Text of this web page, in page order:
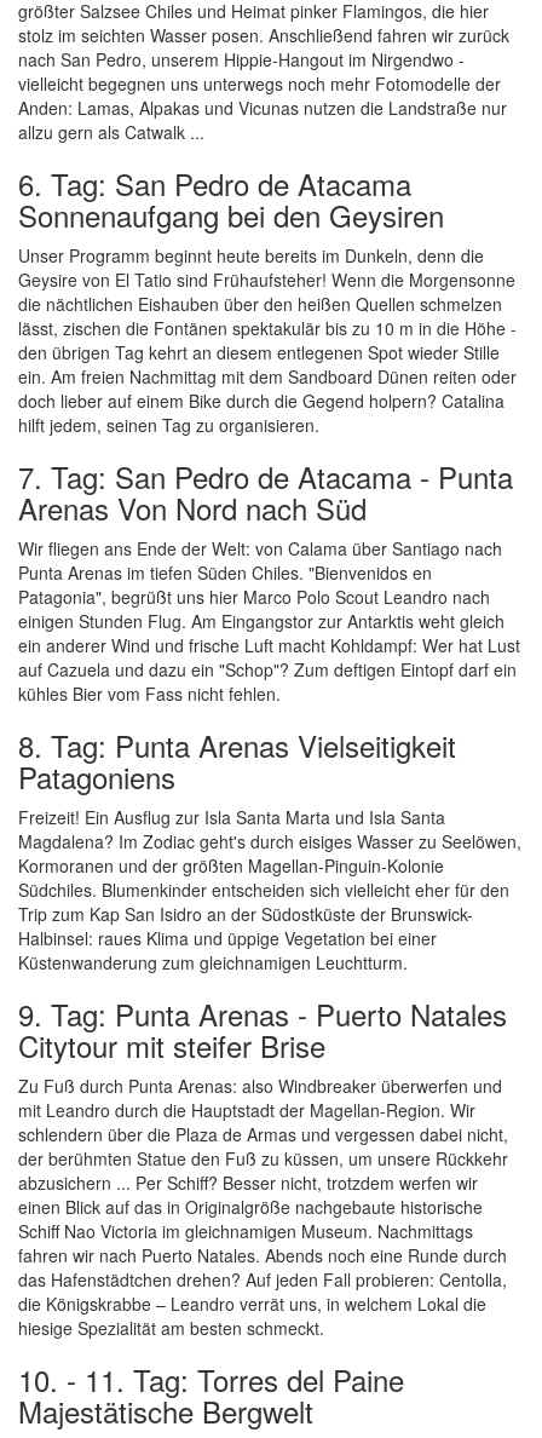
größter Salzsee Chiles und Heimat pinker Flamingos, die hier
stolz im seichten Wasser posen. Anschließend fahren wir zurück
nach San Pedro, unserem Hippie-Hangout im Nirgendwo -
vielleicht begegnen uns unterwegs noch mehr Fotomodelle der
Anden: Lamas, Alpakas und Vicunas nutzen die Landstraße nur
allzu gern als Catwalk ...
6. Tag: San Pedro de Atacama
Sonnenaufgang bei den Geysiren
Unser Programm beginnt heute bereits im Dunkeln, denn die
Geysire von El Tatio sind Frühaufsteher! Wenn die Morgensonne
die nächtlichen Eishauben über den heißen Quellen schmelzen
lässt, zischen die Fontänen spektakulär bis zu 10 m in die Höhe -
den übrigen Tag kehrt an diesem entlegenen Spot wieder Stille
ein. Am freien Nachmittag mit dem Sandboard Dünen reiten oder
doch lieber auf einem Bike durch die Gegend holpern? Catalina
hilft jedem, seinen Tag zu organisieren.
7. Tag: San Pedro de Atacama - Punta
Arenas Von Nord nach Süd
Wir fliegen ans Ende der Welt: von Calama über Santiago nach
Punta Arenas im tiefen Süden Chiles. "Bienvenidos en
Patagonia", begrüßt uns hier Marco Polo Scout Leandro nach
einigen Stunden Flug. Am Eingangstor zur Antarktis weht gleich
ein anderer Wind und frische Luft macht Kohldampf: Wer hat Lust
auf Cazuela und dazu ein "Schop"? Zum deftigen Eintopf darf ein
kühles Bier vom Fass nicht fehlen.
8. Tag: Punta Arenas Vielseitigkeit
Patagoniens
Freizeit! Ein Ausflug zur Isla Santa Marta und Isla Santa
Magdalena? Im Zodiac geht's durch eisiges Wasser zu Seelöwen,
Kormoranen und der größten Magellan-Pinguin-Kolonie
Südchiles. Blumenkinder entscheiden sich vielleicht eher für den
Trip zum Kap San Isidro an der Südostküste der Brunswick-
Halbinsel: raues Klima und üppige Vegetation bei einer
Küstenwanderung zum gleichnamigen Leuchtturm.
9. Tag: Punta Arenas - Puerto Natales
Citytour mit steifer Brise
Zu Fuß durch Punta Arenas: also Windbreaker überwerfen und
mit Leandro durch die Hauptstadt der Magellan-Region. Wir
schlendern über die Plaza de Armas und vergessen dabei nicht,
der berühmten Statue den Fuß zu küssen, um unsere Rückkehr
abzusichern ... Per Schiff? Besser nicht, trotzdem werfen wir
einen Blick auf das in Originalgröße nachgebaute historische
Schiff Nao Victoria im gleichnamigen Museum. Nachmittags
fahren wir nach Puerto Natales. Abends noch eine Runde durch
das Hafenstädtchen drehen? Auf jeden Fall probieren: Centolla,
die Königskrabbe – Leandro verrät uns, in welchem Lokal die
hiesige Spezialität am besten schmeckt.
10. - 11. Tag: Torres del Paine
Majestätische Bergwelt